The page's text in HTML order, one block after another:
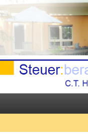
Sie steuern, wir beraten